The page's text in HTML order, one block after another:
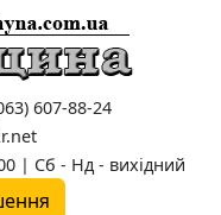
607-88-24
| Сб - Нд - вихідний